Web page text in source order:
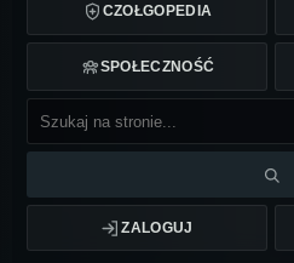
CZOŁGOPEDIA
SPOŁECZNOŚĆ
ZALOGUJ